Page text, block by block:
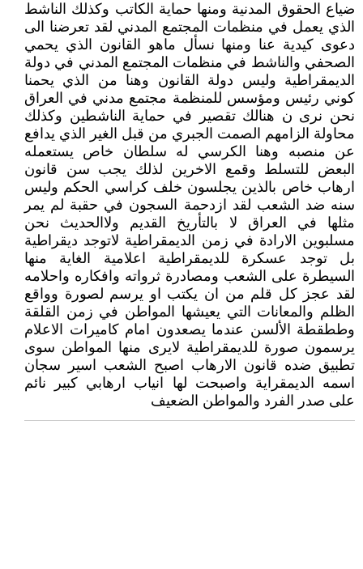
ضياع الحقوق المدنية ومنها حماية الكاتب وكذلك الناشط
الذي يعمل في منظمات المجتمع المدني لقد تعرضنا الى
دعوى كيدية عنا ومنها نسأل ماهو القانون الذي يحمي
الصحفي والناشط في منظمات المجتمع المدني في دولة
الديمقراطية وليس دولة القانون وهنا من الذي يحمنا
كوني رئيس ومؤسس للمنظمة مجتمع مدني في العراق
نحن نرى ن هنالك تقصير في حماية الناشطين وكذلك
محاولة الزامهم الصمت الجبري من قبل الغير الذي يدافع
عن منصبه وهنا الكرسي له سلطان خاص يستعمله
البعض للتسلط وقمع الاخرين لذلك يجب سن قانون
ارهاب خاص بالذين يجلسون خلف كراسي الحكم وليس
سنه ضد الشعب لقد ازدحمة السجون في حقبة لم يمر
مثلها في العراق لا بالتأريخ القديم ولاالحديث نحن
مسلبوين الارادة في زمن الديمقراطية لاتوجد ديقراطية
بل توجد عسكرة للديمقراطية اعلامية الغاية منها
السيطرة على الشعب ومصادرة ثرواته وافكاره واحلامه
لقد عجز كل قلم من ان يكتب او يرسم لصورة وواقع
الظلم والمعانات التي يعيشها المواطن في زمن القلقة
وططقطة الألسن عندما يصعدون امام كاميرات الاعلام
يرسمون صورة للديمقراطية لايرى منها المواطن سوى
تطبيق ضده قانون الارهاب اصبح الشعب اسير سجان
اسمه الديمقراية واصبحت لها انياب ارهابي كبير نائم
على صدر الفرد والمواطن الضعيف